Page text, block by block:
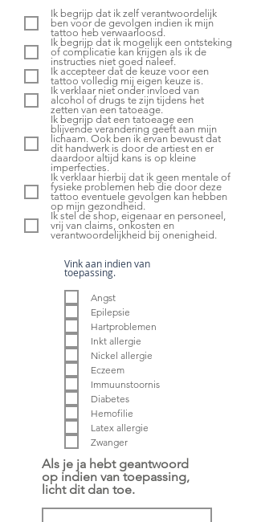
r
e
i
s
t
Ik begrijp dat ik zelf verantwoordelijk
ben voor de gevolgen indien ik mijn
tattoo heb verwaarloosd.
Ik begrijp dat ik mogelijk een ontsteking
of complicatie kan krijgen als ik de
instructies niet goed naleef.
Ik accepteer dat de keuze voor een
tattoo volledig mij eigen keuze is.
Ik verklaar niet onder invloed van
alcohol of drugs te zijn tijdens het
zetten van een tatoeage.
Ik begrijp dat een tatoeage een
blijvende verandering geeft aan mijn
lichaam. Ook ben ik ervan bewust dat
dit handwerk is door de artiest en er
daardoor altijd kans is op kleine
imperfecties.
Ik verklaar hierbij dat ik geen mentale of
fysieke problemen heb die door deze
tattoo eventuele gevolgen kan hebben
op mijn gezondheid.
Ik stel de shop, eigenaar en personeel,
vrij van claims, onkosten en
verantwoordelijkheid bij onenigheid.
Vink aan indien van
toepassing.
Angst
Epilepsie
Hartproblemen
Inkt allergie
Nickel allergie
Eczeem
Immuunstoornis
Diabetes
Hemofilie
Latex allergie
Zwanger
Als je ja hebt geantwoord
op indien van toepassing,
licht dit dan toe.